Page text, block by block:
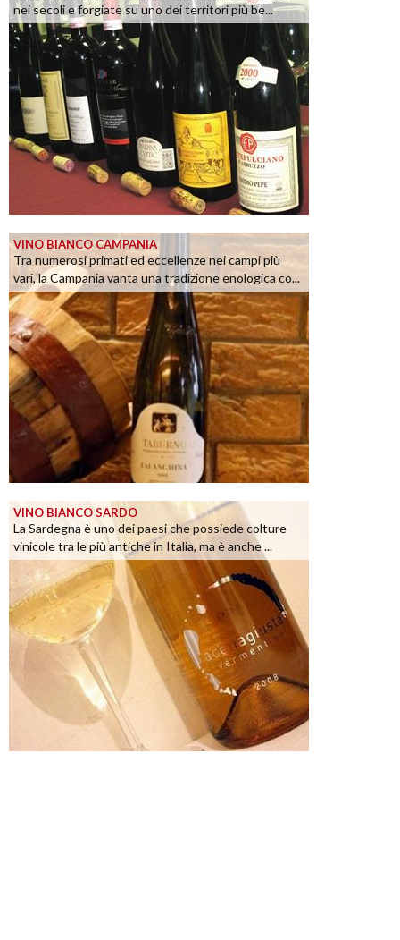
nei secoli e forgiate su uno dei territori più be...
VINO BIANCO CAMPANIA
Tra numerosi primati ed eccellenze nei campi più
vari, la Campania vanta una tradizione enologica co...
VINO BIANCO SARDO
La Sardegna è uno dei paesi che possiede colture
vinicole tra le più antiche in Italia, ma è anche ...